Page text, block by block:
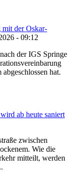
der Oskar-
- 09:12
der IGS Springe
hat.
ab heute saniert
zwischen
Wie die
mitteilt, werden